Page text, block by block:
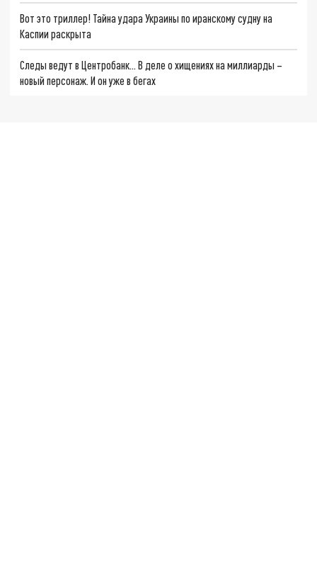
Вот это триллер! Тайна удара Украины по иранскому судну на
Каспии раскрыта
Следы ведут в Центробанк… В деле о хищениях на миллиарды –
новый персонаж. И он уже в бегах